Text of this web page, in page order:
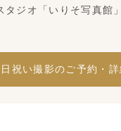
タジオ「いりそ写真館
祝い撮影のご予約・